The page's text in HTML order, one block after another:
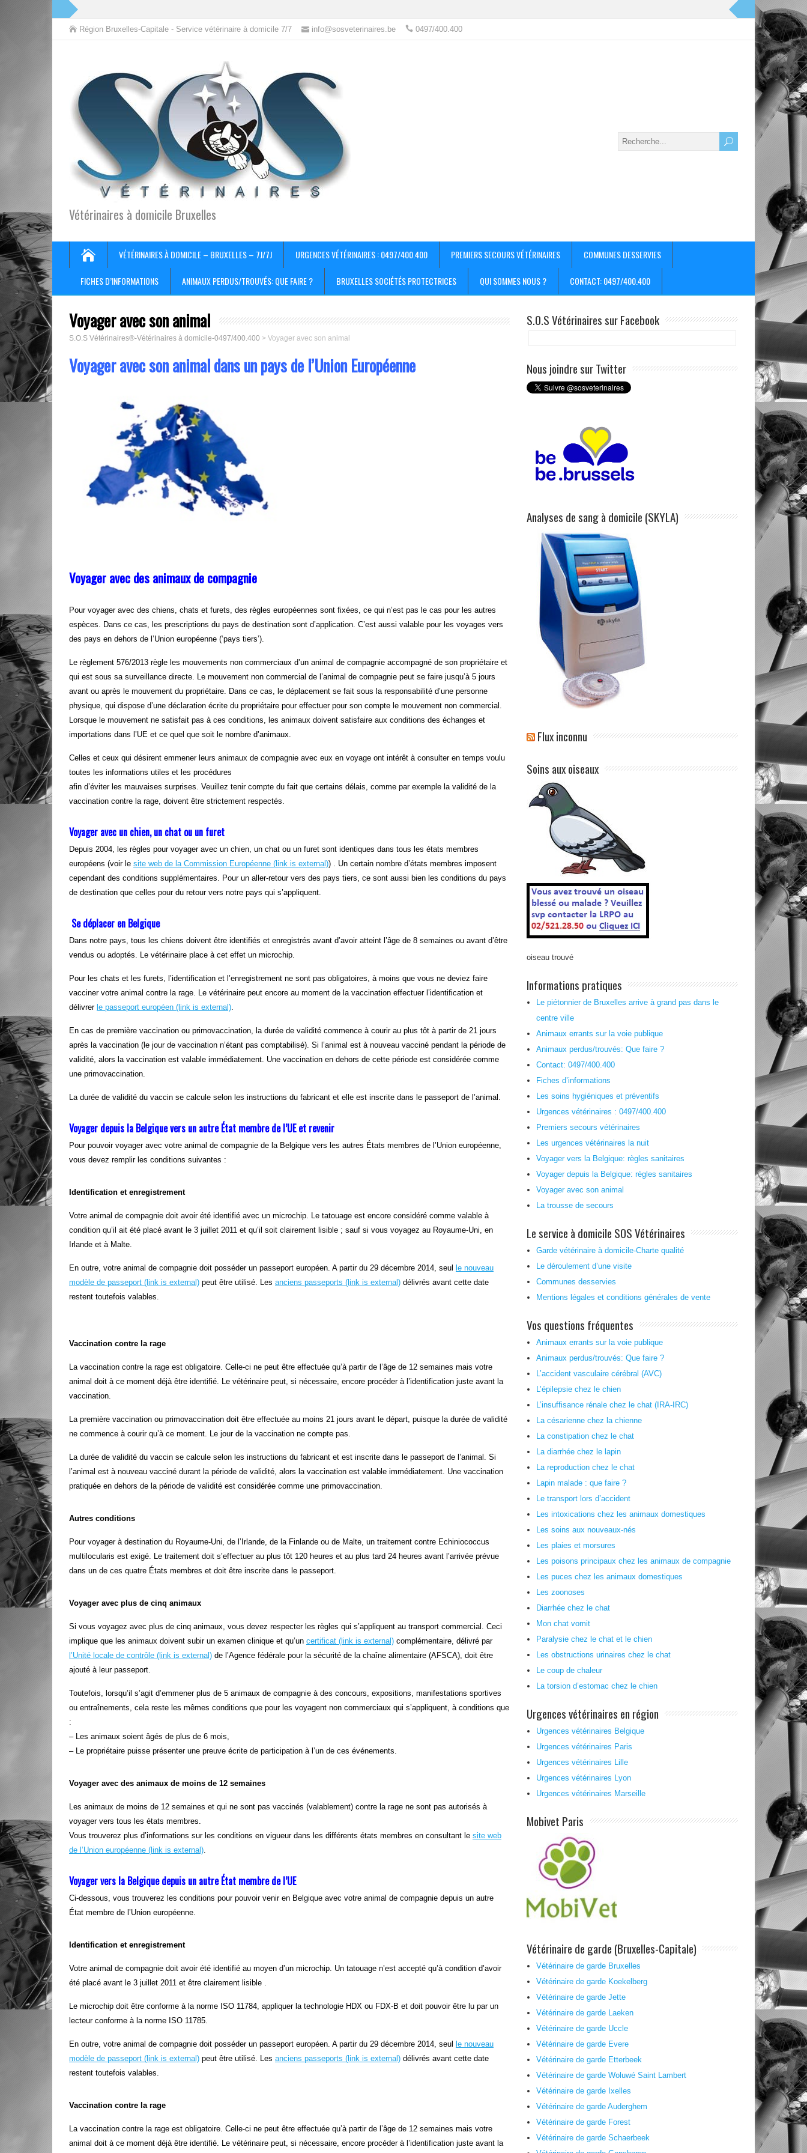
Région Bruxelles-Capitale - Service vétérinaire à domicile 7/7 info@sosveterinaires.be 0497/400.400
Vétérinaires à domicile Bruxelles
VÉTÉRINAIRES À DOMICILE – BRUXELLES – 7J/7J URGENCES VÉTÉRINAIRES : 0497/400.400 PREMIERS SECOURS VÉTÉRINAIRES COMMUNES DESSERVIES
FICHES D’INFORMATIONS ANIMAUX PERDUS/TROUVÉS: QUE FAIRE ? BRUXELLES SOCIÉTÉS PROTECTRICES QUI SOMMES NOUS ? CONTACT: 0497/400.400
Voyager avec son animal
S.O.S Vétérinaires®-Vétérinaires à domicile-0497/400.400 > Voyager avec son animal
Voyager avec son animal dans un pays de l’Union Européenne
Voyager avec des animaux de compagnie
Pour voyager avec des chiens, chats et furets , des règles européennes sont fixées, ce qui n’est pas le cas pour les autres
espèces. Dans ce cas, les prescriptions du pays de destination sont d’application. C’est aussi valable pour les voyages vers
des pays en dehors de l’Union européenne (‘pays tiers’).
Le règlement 576/2013 règle les mouvements non commerciaux d’un animal de compagnie accompagné de son propriétaire et
qui est sous sa surveillance directe. Le mouvement non commercial de l’animal de compagnie peut se faire jusqu’à 5 jours
avant ou après le mouvement du propriétaire. Dans ce cas, le déplacement se fait sous la responsabilité d’une personne
physique, qui dispose d’une déclaration écrite du propriétaire pour effectuer pour son compte le mouvement non commercial.
Lorsque le mouvement ne satisfait pas à ces conditions, les animaux doivent satisfaire aux conditions des échanges et
importations dans l’UE et ce quel que soit le nombre d’animaux.
Celles et ceux qui désirent emmener leurs animaux de compagnie avec eux en voyage ont intérêt à consulter en temps voulu
toutes les informations utiles et les procédures
afin d’éviter les mauvaises surprises. Veuillez tenir compte du fait que certains délais, comme par exemple la validité de la
vaccination contre la rage, doivent être strictement respectés.
Voyager avec un chien, un chat ou un furet
Depuis 2004, les règles pour voyager avec un chien, un chat ou un furet sont identiques dans tous les états membres
européens (voir le site web de la Commission Européenne (link is external)) . Un certain nombre d’états membres imposent
cependant des conditions supplémentaires. Pour un aller-retour vers des pays tiers, ce sont aussi bien les conditions du pays
de destination que celles pour du retour vers notre pays qui s’appliquent.
Se déplacer en Belgique
Dans notre pays, tous les chiens doivent être identifiés et enregistrés avant d’avoir atteint l’âge de 8 semaines ou avant d’être
vendus ou adoptés. Le vétérinaire place à cet effet un microchip.
Pour les chats et les furets, l’identification et l’enregistrement ne sont pas obligatoires, à moins que vous ne deviez faire
vacciner votre animal contre la rage. Le vétérinaire peut encore au moment de la vaccination effectuer l’identification et
délivrer le passeport européen (link is external)
En cas de première vaccination ou primovaccination, la durée de validité commence à courir au plus tôt à partir de 21 jours
après la vaccination (le jour de vaccination n’étant pas comptabilisé). Si l’animal est à nouveau vacciné pendant la période de
validité, alors la vaccination est valable immédiatement. Une vaccination en dehors de cette période est considérée comme
une primovaccination.
La durée de validité du vaccin se calcule selon les instructions du fabricant et elle est inscrite dans le passeport de l’animal.
Voyager depuis la Belgique vers un autre État membre de l’UE et revenir
Pour pouvoir voyager avec votre animal de compagnie de la Belgique vers les autres États membres de l’Union européenne,
vous devez remplir les conditions suivantes :
Identification et enregistrement
Votre animal de compagnie doit avoir été identifié avec un microchip. Le tatouage est encore considéré comme valable à
condition qu’il ait été placé avant le 3 juillet 2011 et qu’il soit clairement lisible ; sauf si vous voyagez au Royaume-Uni, en
Irlande et à Malte.
En outre, votre animal de compagnie doit posséder un passeport européen. A partir du 29 décembre 2014, seul le nouveau
modèle de passeport (link is external) peut être utilisé. Les anciens passeports (link is external) délivrés avant cette date
restent toutefois valables.
Vaccination contre la rage
La vaccination contre la rage est obligatoire. Celle-ci ne peut être effectuée qu’à partir de l’âge de 12 semaines mais votre
animal doit à ce moment déjà être identifié. Le vétérinaire peut, si nécessaire, encore procéder à l’identification juste avant la
vaccination.
La première vaccination ou primovaccination doit être effectuée au moins 21 jours avant le départ, puisque la durée de validité
ne commence à courir qu’à ce moment. Le jour de la vaccination ne compte pas.
La durée de validité du vaccin se calcule selon les instructions du fabricant et est inscrite dans le passeport de l’animal. Si
l’animal est à nouveau vacciné durant la période de validité, alors la vaccination est valable immédiatement. Une vaccination
pratiquée en dehors de la période de validité est considérée comme une primovaccination.
Autres conditions
Pour voyager à destination du Royaume-Uni, de l’Irlande, de la Finlande ou de Malte, un traitement contre Echiniococcus
multilocularis est exigé. Le traitement doit s’effectuer au plus tôt 120 heures et au plus tard 24 heures avant l’arrivée prévue
dans un de ces quatre États membres et doit être inscrite dans le passeport.
Voyager avec plus de cinq animaux
Si vous voyagez avec plus de cinq animaux, vous devez respecter les règles qui s’appliquent au transport commercial. Ceci
implique que les animaux doivent subir un examen clinique et qu’un certificat (link is external) complémentaire, délivré par
l’Unité locale de contrôle (link is external) de l’Agence fédérale pour la sécurité de la chaîne alimentaire (AFSCA), doit être
ajouté à leur passeport.
Toutefois, lorsqu’il s’agit d’emmener plus de 5 animaux de compagnie à des concours, expositions, manifestations sportives
ou entraînements, cela reste les mêmes conditions que pour les voyagent non commerciaux qui s’appliquent, à conditions que
:
– Les animaux soient âgés de plus de 6 mois,
– Le propriétaire puisse présenter une preuve écrite de participation à l’un de ces événements.
Voyager avec des animaux de moins de 12 semaines
Les animaux de moins de 12 semaines et qui ne sont pas vaccinés (valablement) contre la rage ne sont pas autorisés à
voyager vers tous les états membres.
Vous trouverez plus d’informations sur les conditions en vigueur dans les différents états membres en consultant le site web
de l’Union européenne (link is external)
Voyager vers la Belgique depuis un autre État membre de l’UE
Ci-dessous, vous trouverez les conditions pour pouvoir venir en Belgique avec votre animal de compagnie depuis un autre
État membre de l’Union européenne.
Identification et enregistrement
Votre animal de compagnie doit avoir été identifié au moyen d’un microchip. Un tatouage n’est accepté qu’à condition d’avoir
été placé avant le 3 juillet 2011 et être clairement lisible .
Le microchip doit être conforme à la norme ISO 11784, appliquer la technologie HDX ou FDX-B et doit pouvoir être lu par un
lecteur conforme à la norme ISO 11785.
En outre, votre animal de compagnie doit posséder un passeport européen. A partir du 29 décembre 2014, seul le nouveau
modèle de passeport (link is external) peut être utilisé. Les anciens passeports (link is external) délivrés avant cette date
restent toutefois valables.
Vaccination contre la rage
La vaccination contre la rage est obligatoire. Celle-ci ne peut être effectuée qu’à partir de l’âge de 12 semaines mais votre
animal doit à ce moment déjà être identifié. Le vétérinaire peut, si nécessaire, encore procéder à l’identification juste avant la
S.O.S Vétérinaires sur Facebook
Nous joindre sur Twitter
Analyses de sang à domicile (SKYLA)
Flux inconnu
Soins aux oiseaux
oiseau trouvé
Informations pratiques
Le piétonnier de Bruxelles arrive à grand pas dans le
centre ville
Animaux errants sur la voie publique
Animaux perdus/trouvés: Que faire ?
Contact: 0497/400.400
Fiches d’informations
Les soins hygiéniques et préventifs
Urgences vétérinaires : 0497/400.400
Premiers secours vétérinaires
Les urgences vétérinaires la nuit
Voyager vers la Belgique: règles sanitaires
Voyager depuis la Belgique: règles sanitaires
Voyager avec son animal
La trousse de secours
Le service à domicile SOS Vétérinaires
Garde vétérinaire à domicile-Charte qualité
Le déroulement d’une visite
Communes desservies
Mentions légales et conditions générales de vente
Vos questions fréquentes
Animaux errants sur la voie publique
Animaux perdus/trouvés: Que faire ?
L’accident vasculaire cérébral (AVC)
L’épilepsie chez le chien
L’insuffisance rénale chez le chat (IRA-IRC)
La césarienne chez la chienne
La constipation chez le chat
La diarrhée chez le lapin
La reproduction chez le chat
Lapin malade : que faire ?
Le transport lors d’accident
Les intoxications chez les animaux domestiques
Les soins aux nouveaux-nés
Les plaies et morsures
Les poisons principaux chez les animaux de compagnie
Les puces chez les animaux domestiques
Les zoonoses
Diarrhée chez le chat
Mon chat vomit
Paralysie chez le chat et le chien
Les obstructions urinaires chez le chat
Le coup de chaleur
La torsion d’estomac chez le chien
Urgences vétérinaires en région
Urgences vétérinaires Belgique
Urgences vétérinaires Paris
Urgences vétérinaires Lille
Urgences vétérinaires Lyon
Urgences vétérinaires Marseille
Mobivet Paris
Vétérinaire de garde (Bruxelles-Capitale)
Vétérinaire de garde Bruxelles
Vétérinaire de garde Koekelberg
Vétérinaire de garde Jette
Vétérinaire de garde Laeken
Vétérinaire de garde Uccle
Vétérinaire de garde Evere
Vétérinaire de garde Etterbeek
Vétérinaire de garde Woluwé Saint Lambert
Vétérinaire de garde Ixelles
Vétérinaire de garde Auderghem
Vétérinaire de garde Forest
Vétérinaire de garde Schaerbeek